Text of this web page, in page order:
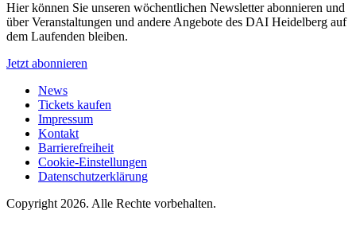
Hier können Sie unseren wöchentlichen Newsletter abonnieren und
über Veranstaltungen und andere Angebote des DAI Heidelberg auf
dem Laufenden bleiben.
Jetzt abonnieren
News
Tickets kaufen
Impressum
Kontakt
Barrierefreiheit
Cookie-Einstellungen
Datenschutzerklärung
Copyright 2026. Alle Rechte vorbehalten.